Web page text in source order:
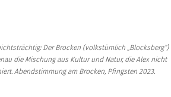
Der Brocken (volkstümlich „Blocksberg“)
die Mischung aus Kultur und Natur, die Alex nicht
Abendstimmung am Brocken, Pfingsten 2023.